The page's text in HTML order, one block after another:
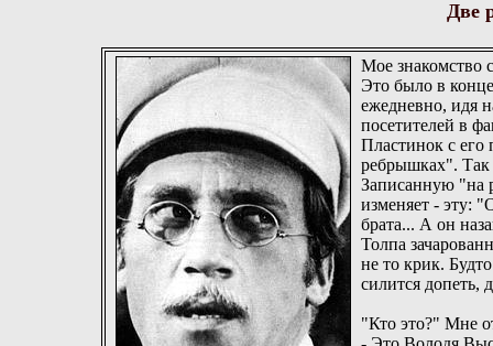
Две
Мое знакомство
Это было в
ежедневно, идя
посетителей в
Пластинок с его
ребрышках". Так
Записанную "на
изменяет - эту:
брата... А он
Толпа
не то крик.
силится допеть,
"Кто это?" Мне